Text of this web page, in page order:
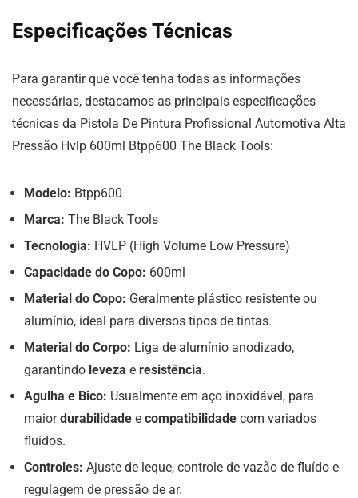
Especificações Técnicas
Para garantir que você tenha todas as informações
necessárias, destacamos as principais especificações
técnicas da Pistola De Pintura Profissional Automotiva Alta
Pressão Hvlp 600ml Btpp600 The Black Tools:
Modelo: Btpp600
Marca: The Black Tools
Tecnologia: HVLP (High Volume Low Pressure)
Capacidade do Copo: 600ml
Material do Copo: Geralmente plástico resistente ou
alumínio, ideal para diversos tipos de tintas.
Material do Corpo: Liga de alumínio anodizado,
garantindo leveza e resistência.
Agulha e Bico: Usualmente em aço inoxidável, para
maiordurabilidade e compatibilidade com variados
fluídos.
Controles: Ajuste de leque, controle de vazão de fluído e
regulagem de pressão de ar.